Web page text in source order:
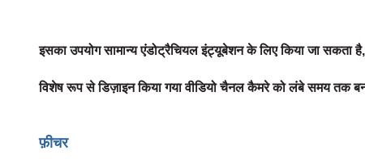
इसका उपयोग सामान्य एंडोट्रैचियल इंट्यूबेशन के लिए किया जा सकता
विशेष रूप से डिज़ाइन किया गया वीडियो चैनल कैमरे को लंबे समय तक
फ़ीचर